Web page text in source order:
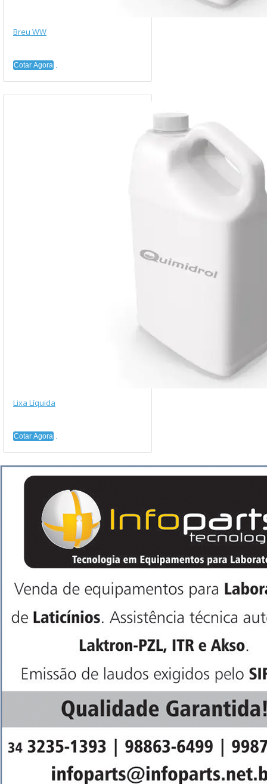
Breu WW
Cotar Agora
Lixa Líquida
Cotar Agora